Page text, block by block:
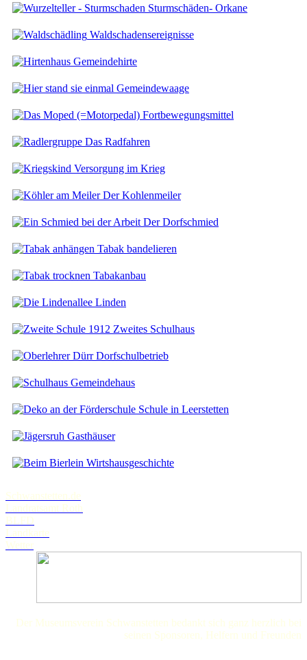
Sturmschäden- Orkane
Waldschadensereignisse
Gemeindehirte
Gemeindewaage
Fortbewegungsmittel
Das Radfahren
Versorgung im Krieg
Der Kohlenmeiler
Der Dorfschmied
Tabak bandelieren
Tabakanbau
Linden
Zweites Schulhaus
Dorfschulbetrieb
Gemeindehaus
Schule in Leerstetten
Gasthäuser
Wirtshausgeschichte
Schwanstetten.de
Landratsamt Roth
BLFD
Landkarte
Wetter
Der Museumsverein Schwanstetten bedankt sich ganz herzlich bei
seinen Sponsoren, Helfern und Freunden